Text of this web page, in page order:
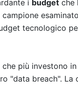
i budget che
tecnologico
più investono
"data breach". La